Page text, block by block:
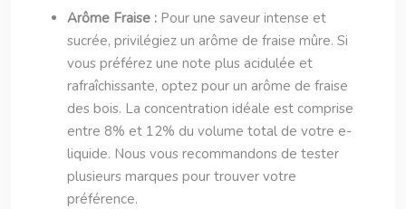
Arôme Fraise : Pour une saveur intense et
sucrée, privilégiez un arôme de fraise mûre. Si
vous préférez une note plus acidulée et
rafraîchissante, optez pour un arôme de fraise
des bois. La concentration idéale est comprise
entre 8% et 12% du volume total de votre e-
liquide. Nous vous recommandons de tester
plusieurs marques pour trouver votre
préférence.